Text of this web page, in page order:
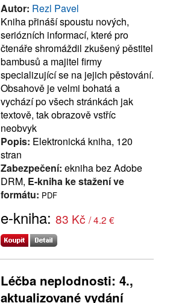
Autor: Rezl Pavel
Kniha přináší spoustu nových,
seriózních informací, které pro
čtenáře shromáždil zkušený pěstitel
bambusů a majitel firmy
specializující se na jejich pěstování.
Obsahově je velmi bohatá a
vychází po všech stránkách jak
textově, tak obrazově vstříc
neobvyk
Popis: Elektronická kniha, 120
stran
Zabezpečení: ekniha bez Adobe
DRM, E-kniha ke stažení ve
formátu: PDF
e-kniha: 83 Kč / 4.2 €
Léčba neplodnosti: 4.,
aktualizované vydání